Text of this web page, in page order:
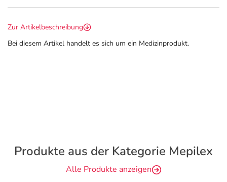
Zur Artikelbeschreibung
Bei diesem Artikel handelt es sich um ein Medizinprodukt.
Produkte aus der Kategorie Mepilex
Alle Produkte anzeigen